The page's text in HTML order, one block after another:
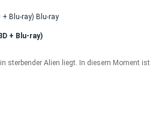
+ Blu-ray)
sterbender Alien liegt. In diesem Moment ist